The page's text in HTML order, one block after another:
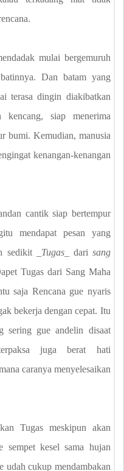
mulai bergemuruh
Dan batam yang
terasa dingin diakibatkan
kencang, siap menerima
bumi. Kemudian, manusia
kenangan-kenangan
cantik siap bertempur
mendapat pesan yang
sedikit _ Tugas_ dari sang
Tugas dari Sang Maha
saja Rencana gue nyaris
bekerja dengan cepat. Itu
sering gue andelin disaat
juga berat hati
caranya menyelesaikan
Tugas meskipun akan
sempet kesel sama hujan
udah cukup mendambakan